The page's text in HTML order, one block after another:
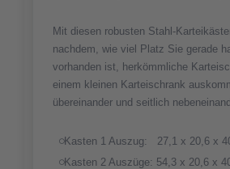
Mit diesen robusten Stahl-
nachdem, wie viel Platz Sie gerade
vorhanden ist, herkömmliche
einem kleinen Karteischrank
übereinander und seitlich
Kasten 1 Auszug: 27,1 x 20,6 x
Kasten 2 Auszüge: 54,3 x 20,6 x